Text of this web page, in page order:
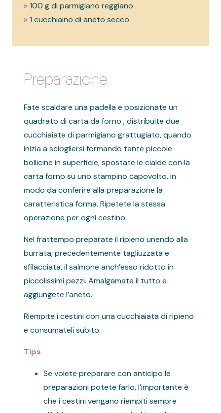
▹100 g di parmigiano reggiano
▹1 cucchiaino di aneto secco
Preparazione
Fate scaldare una padella e posizionate un
quadrato di carta da forno , distribuite due
cucchiaiate di parmigiano grattugiato, quando
inizia a sciogliersi formando tante piccole
bollicine in superficie, spostate le cialde con la
carta forno su uno stampino capovolto, in
modo da conferire alla preparazione la
caratteristica forma. Ripetete la stessa
operazione per ogni cestino.
Nel frattempo preparate il ripieno unendo alla
burrata, precedentemente tagliuzzata e
sfilacciata, il salmone anch’esso ridotto in
piccolissimi pezzi. Amalgamate il tutto e
aggiungete l’aneto.
Riempite i cestini con una cucchiaiata di ripieno
e consumateli subito.
Tips
Se volete preparare con anticipo le
preparazioni potete farlo, l’importante è
che i cestini vengano riempiti sempre